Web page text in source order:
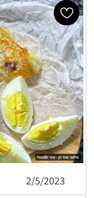
2/5/2023